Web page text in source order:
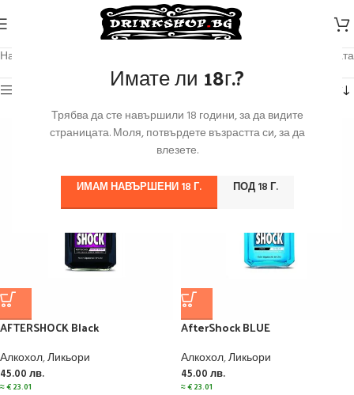
Имате ли 18г.?
Трябва да сте навършили 18 години, за да видите
страницата. Моля, потвърдете възрастта си, за да
влезете.
ИМАМ НАВЪРШЕНИ 18 Г. ПОД 18 Г.
Начало
Показване на 1–12 от 85 резултата
AFTERSHOCK Black
Алкохол,Ликьори
45.00 лв.
≈€23.01
AfterShock BLUE
Алкохол,Ликьори
45.00 лв.
≈€23.01